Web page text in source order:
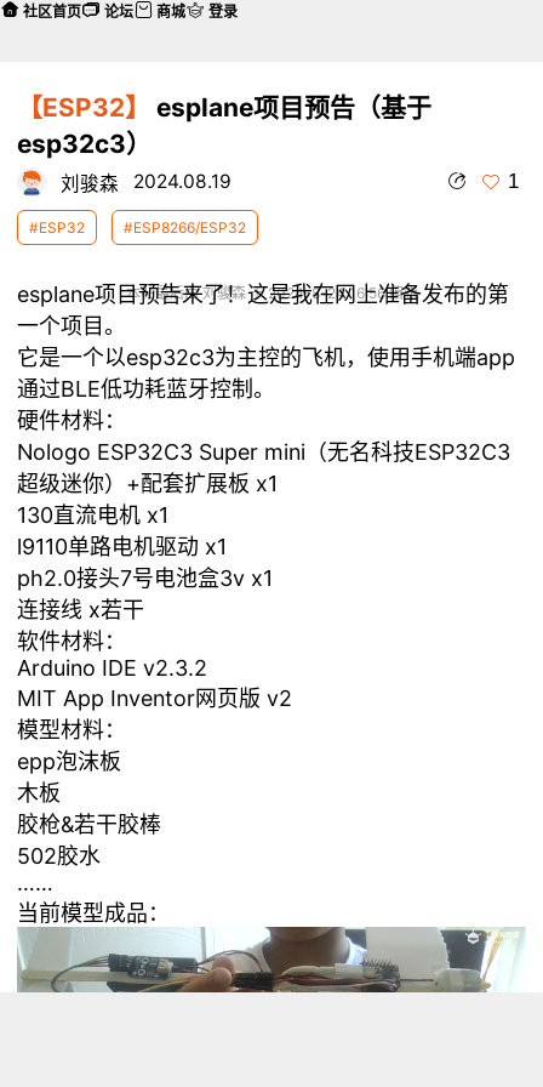
【ESP32】
esplane项目预告（基于
esp32c3）
刘骏森 2024.08.19 1
#ESP32 #ESP8266/ESP32
本帖最后由 刘骏森 于 2024-8-24 16:56 编辑
esplane项目预告来了！这是我在网上准备发布的第
一个项目。
它是一个以esp32c3为主控的飞机，使用手机端app
通过BLE低功耗蓝牙控制。
硬件材料：
Nologo ESP32C3 Super mini（无名科技ESP32C3
超级迷你）+配套扩展板 x1
130直流电机 x1
l9110单路电机驱动 x1
ph2.0接头7号电池盒3v x1
连接线 x若干
软件材料：
Arduino IDE v2.3.2
MIT App Inventor网页版 v2
模型材料：
epp泡沫板
木板
胶枪&若干胶棒
502胶水
……
当前模型成品：
社区首页 论坛 商城 登录